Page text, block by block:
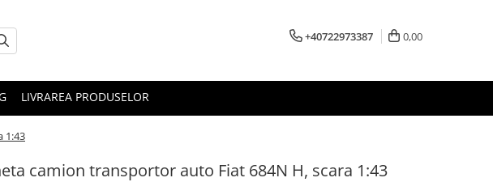
+40722973387 0,00
LIVRAREA PRODUSELOR
1:43
camion transportor auto Fiat 684N H, scara 1:43